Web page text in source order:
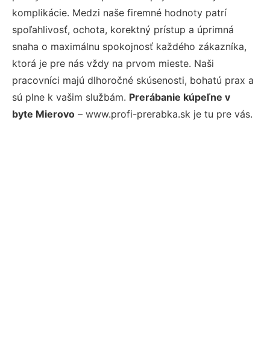
komplikácie. Medzi naše firemné hodnoty patrí
spoľahlivosť, ochota, korektný prístup a úprimná
snaha o maximálnu spokojnosť každého zákazníka,
ktorá je pre nás vždy na prvom mieste. Naši
pracovníci majú dlhoročné skúsenosti, bohatú prax a
sú plne k vašim službám. Prerábanie kúpeľne v
byte Mierovo – www.profi-prerabka.sk je tu pre vás.